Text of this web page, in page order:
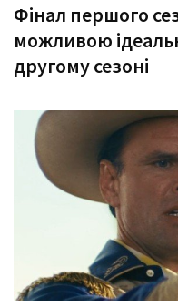
Фінал першого
можливою
другому сезоні